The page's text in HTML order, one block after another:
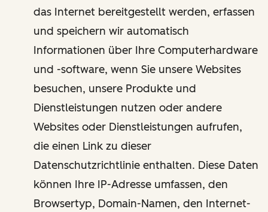
das Internet bereitgestellt werden, erfassen
und speichern wir automatisch
Informationen über Ihre Computerhardware
und -software, wenn Sie unsere Websites
besuchen, unsere Produkte und
Dienstleistungen nutzen oder andere
Websites oder Dienstleistungen aufrufen,
die einen Link zu dieser
Datenschutzrichtlinie enthalten. Diese Daten
können Ihre IP-Adresse umfassen, den
Browsertyp, Domain-Namen, den Internet-